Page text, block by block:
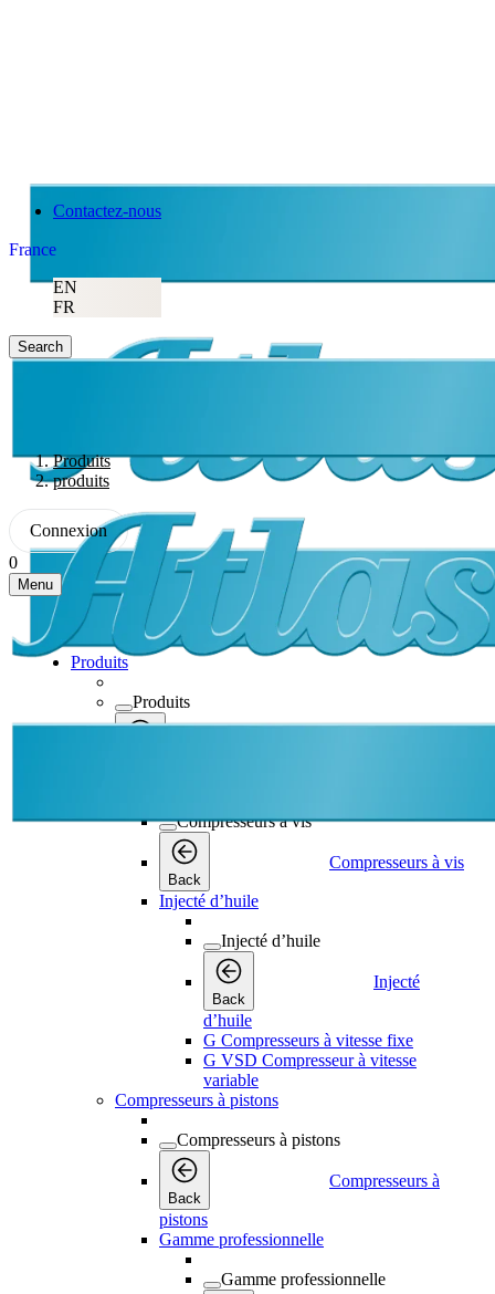
Contactez-nous
France
EN
FR
Search
Produits
produits
Connexion
0
Menu
Produits
Produits
Compresseurs à vis
Back
Compresseurs à vis
Injecté d’huile
Injecté d’huile
Back
Injecté
d’huile
G Compresseurs à vitesse fixe
G VSD Compresseur à vitesse
variable
Compresseurs à pistons
Compresseurs à pistons
Back
Compresseurs à
pistons
Gamme professionnelle
Gamme professionnelle